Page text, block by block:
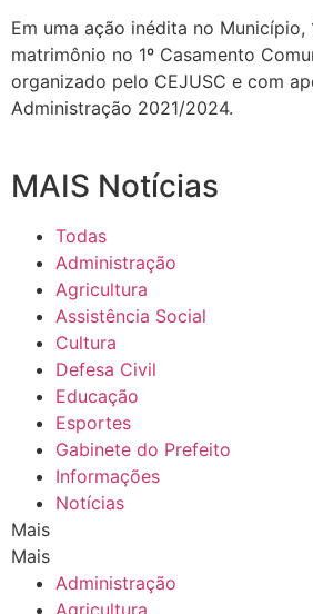
Em uma ação inédita no Município,
matrimônio no 1º Casamento
organizado pelo CEJUSC e com
Administração 2021/2024.
MAIS Notícias
Todas
Administração
Agricultura
Assistência Social
Cultura
Defesa Civil
Educação
Esportes
Gabinete do Prefeito
Informações
Notícias
Mais
Mais
Administração